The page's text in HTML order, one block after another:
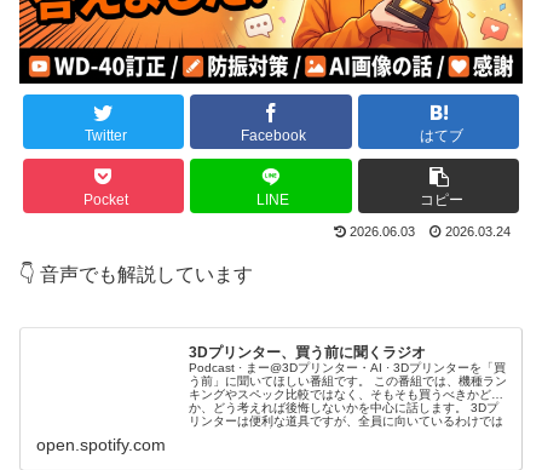
Twitter Facebook はてブ
Pocket LINE コピー
2026.06.03 2026.03.24
👇 音声でも解説しています
3Dプリンター、買う前に聞くラジオ
Podcast · まー@3Dプリンター・AI · 3Dプリンターを「買
う前」に聞いてほしい番組です。 この番組では、機種ラン
キングやスペック比較ではなく、そもそも買うべきかどう
か、どう考えれば後悔しないかを中心に話します。 3Dプ
リンターは便利な道具ですが、全員に向いているわけでは
open.spotify.com